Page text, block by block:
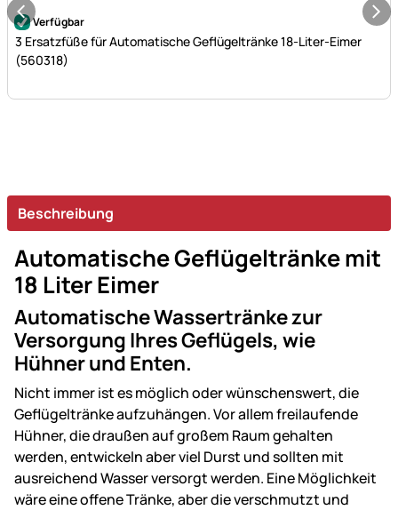
Noch keine Bewertungen abgegeben
Verfügbar
3 Ersatzfüße für Automatische Geflügeltränke 18-Liter-Eimer
(560318)
Beschreibung
Automatische Geflügeltränke mit
18 Liter Eimer
Automatische Wassertränke zur
Versorgung Ihres Geflügels, wie
Hühner und Enten.
Nicht immer ist es möglich oder wünschenswert, die
Geflügeltränke aufzuhängen. Vor allem freilaufende
Hühner, die draußen auf großem Raum gehalten
werden, entwickeln aber viel Durst und sollten mit
ausreichend Wasser versorgt werden. Eine Möglichkeit
wäre eine offene Tränke, aber die verschmutzt und